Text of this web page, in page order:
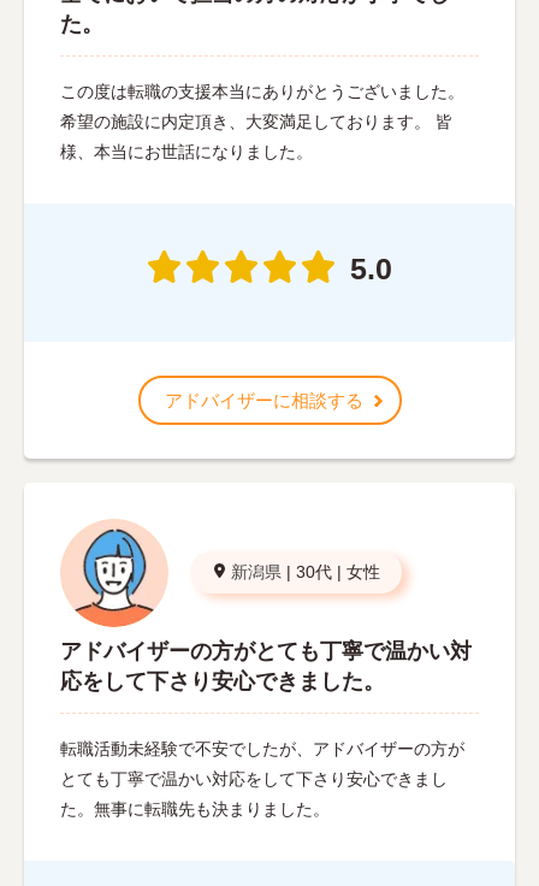
た。
この度は転職の支援本当にありがとうございました。
希望の施設に内定頂き、大変満足しております。 皆
様、本当にお世話になりました。
5.0
アドバイザーに相談する
新潟県 | 30代 | 女性
アドバイザーの方がとても丁寧で温かい対
応をして下さり安心できました。
転職活動未経験で不安でしたが、アドバイザーの方が
とても丁寧で温かい対応をして下さり安心できまし
た。無事に転職先も決まりました。